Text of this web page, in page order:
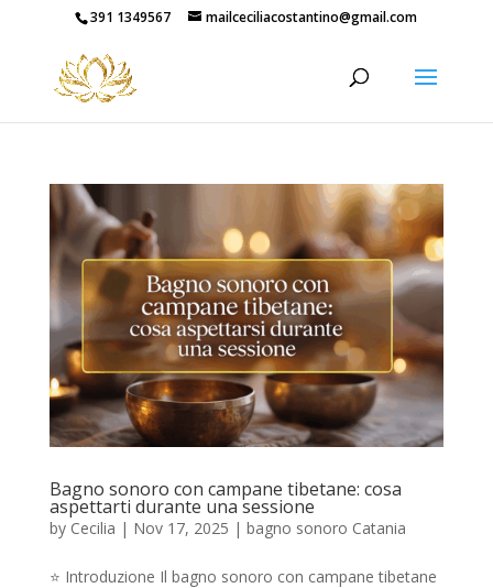
391 1349567 mailceciliacostantino@gmail.com
Bagno sonoro con campane tibetane: cosa
aspettarti durante una sessione
by Cecilia | Nov 17, 2025 | bagno sonoro Catania
⭐ Introduzione Il bagno sonoro con campane tibetane